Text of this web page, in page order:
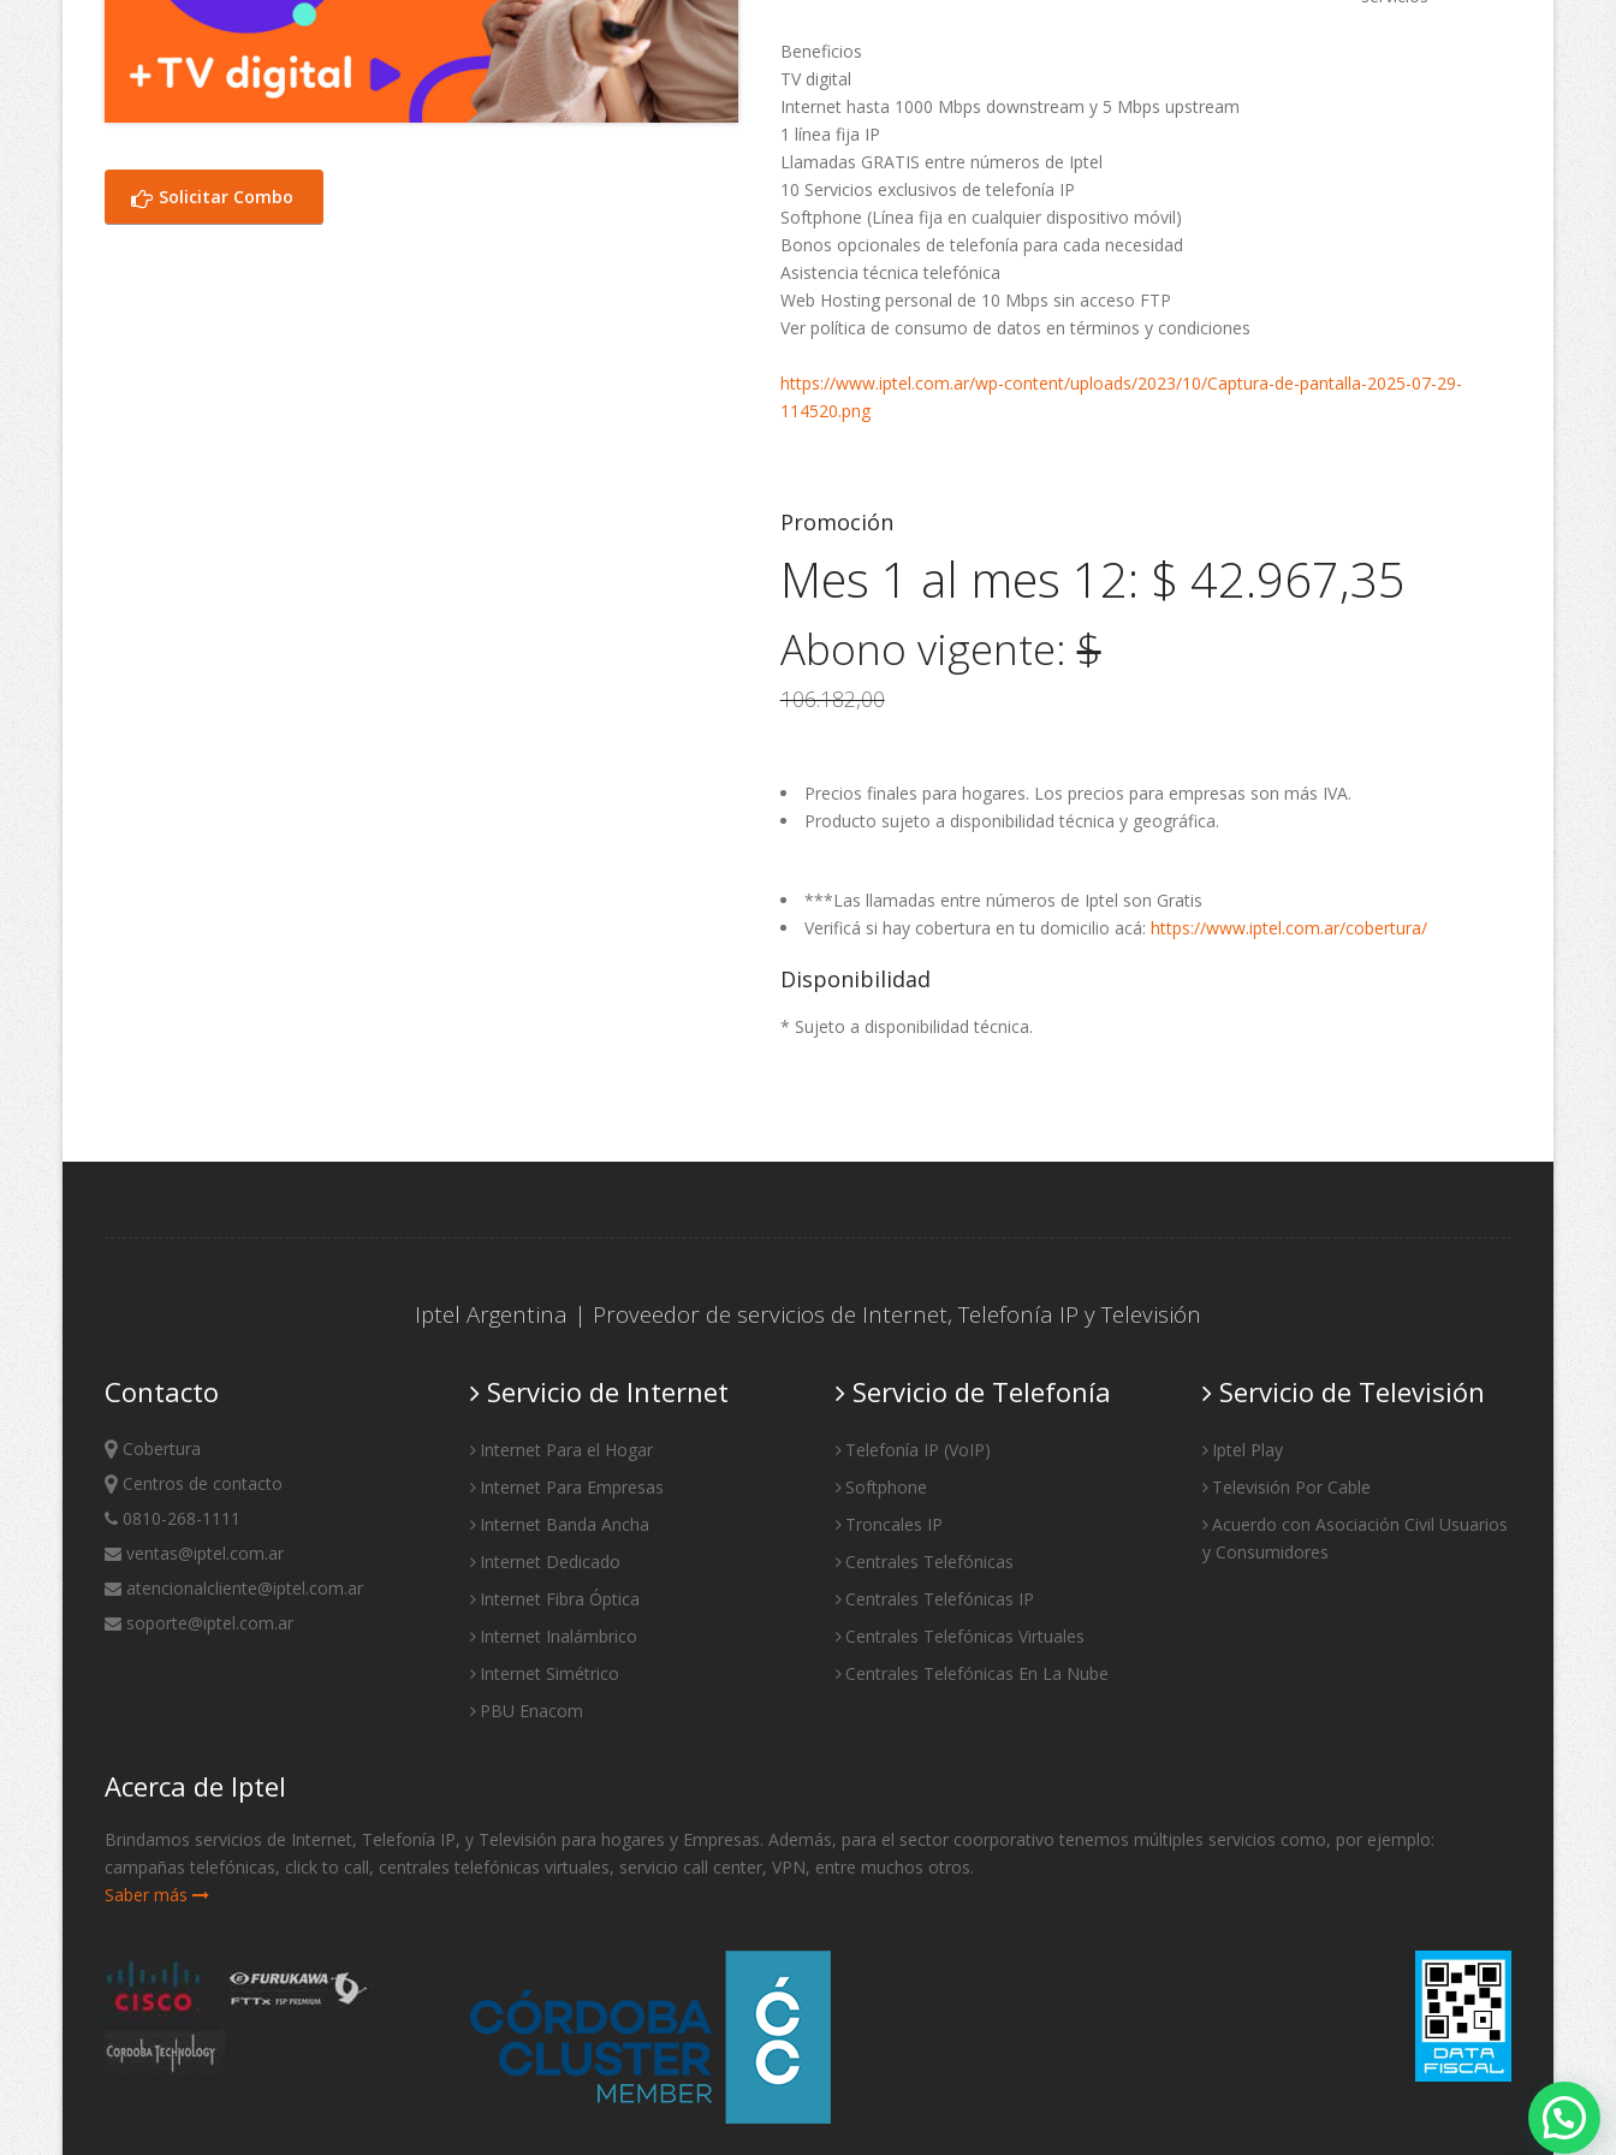
Solicitar Combo
Beneficios
TV digital
Internet hasta 1000 Mbps downstream y 5 Mbps upstream
1 línea fija IP
Llamadas GRATIS entre números de Iptel
10 Servicios exclusivos de telefonía IP
Softphone (Línea fija en cualquier dispositivo móvil)
Bonos opcionales de telefonía para cada necesidad
Asistencia técnica telefónica
Web Hosting personal de 10 Mbps sin acceso FTP
Ver política de consumo de datos en términos y condiciones
https://www.iptel.com.ar/wp-content/uploads/2023/10/Captura-de-pantalla-2025-07-29-
114520.png
Promoción
Mes 1 al mes 12: $ 42.967,35
Abono vigente:$
106.182,00
Precios finales para hogares. Los precios para empresas son más IVA.
Producto sujeto a disponibilidad técnica y geográfica.
***Las llamadas entre números de Iptel son Gratis
Verificá si hay cobertura en tu domicilio acá: https://www.iptel.com.ar/cobertura/
Disponibilidad
* Sujeto a disponibilidad técnica.
Iptel Argentina | Proveedor de servicios de Internet,Telefonía IP yTelevisión
Contacto
Cobertura
Centros de contacto
0810-268-1111
ventas@iptel.com.ar
atencionalcliente@iptel.com.ar
soporte@iptel.com.ar
Servicio de Internet
Internet Para el Hogar
Internet Para Empresas
Internet Banda Ancha
Internet Dedicado
Internet Fibra Óptica
Internet Inalámbrico
Internet Simétrico
PBU Enacom
Servicio de Telefonía
Telefonía IP (VoIP)
Softphone
Troncales IP
Centrales Telefónicas
Centrales Telefónicas IP
Centrales Telefónicas Virtuales
Centrales Telefónicas En La Nube
Servicio de Televisión
Iptel Play
Televisión Por Cable
Acuerdo con Asociación Civil Usuarios
y Consumidores
Acerca de Iptel
Brindamos servicios de Internet, Telefonía IP, y Televisión para hogares y Empresas. Además, para el sector coorporativo tenemos múltiples servicios como, por ejemplo:
campañas telefónicas, click to call, centrales telefónicas virtuales, servicio call center, VPN, entre muchos otros.
Saber más